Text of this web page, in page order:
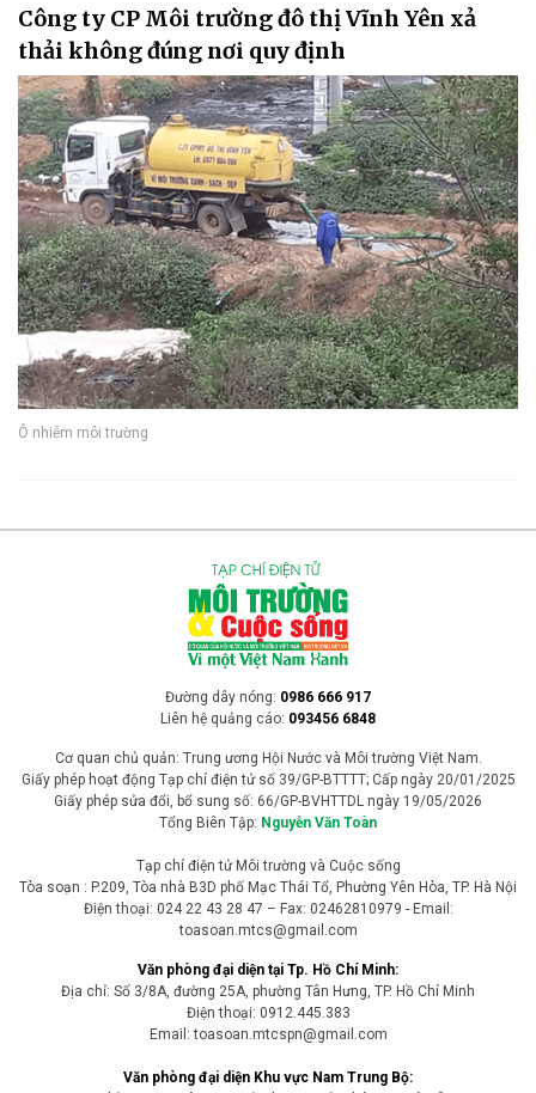
Công ty CP Môi trường đô thị Vĩnh Yên xả
thải không đúng nơi quy định
Ô nhiễm môi trường
Đường dây nóng: 0986 666 917
Liên hệ quảng cáo: 093456 6848
Cơ quan chủ quản: Trung ương Hội Nước và Môi trường Việt Nam.
Giấy phép hoạt động Tạp chí điện tử số 39/GP-BTTTT; Cấp ngày 20/01/2025
Giấy phép sửa đổi, bổ sung số: 66/GP-BVHTTDL ngày 19/05/2026
Tổng Biên Tập: Nguyễn Văn Toàn
Tạp chí điện tử Môi trường và Cuộc sống
Tòa soạn : P.209, Tòa nhà B3D phố Mạc Thái Tổ, Phường Yên Hòa, TP. Hà Nội
Điện thoại: 024 22 43 28 47 – Fax: 02462810979 - Email:
toasoan.mtcs@gmail.com
Văn phòng đại diện tại Tp. Hồ Chí Minh:
Địa chỉ: Số 3/8A, đường 25A, phường Tân Hưng, TP. Hồ Chí Minh
Điện thoại: 0912.445.383
Email: toasoan.mtcspn@gmail.com
Văn phòng đại diện Khu vực Nam Trung Bộ: